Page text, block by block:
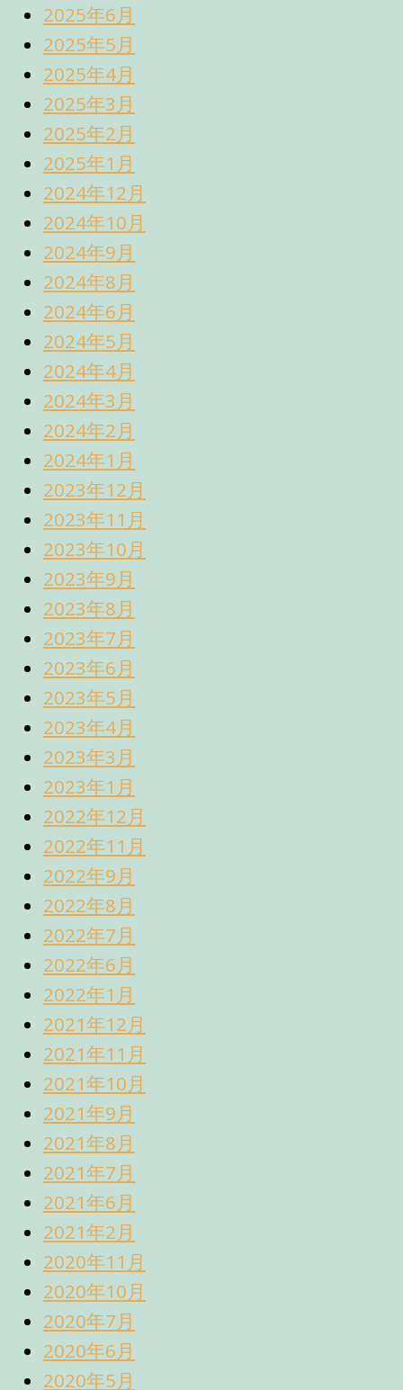
2025年6月
2025年5月
2025年4月
2025年3月
2025年2月
2025年1月
2024年12月
2024年10月
2024年9月
2024年8月
2024年6月
2024年5月
2024年4月
2024年3月
2024年2月
2024年1月
2023年12月
2023年11月
2023年10月
2023年9月
2023年8月
2023年7月
2023年6月
2023年5月
2023年4月
2023年3月
2023年1月
2022年12月
2022年11月
2022年9月
2022年8月
2022年7月
2022年6月
2022年1月
2021年12月
2021年11月
2021年10月
2021年9月
2021年8月
2021年7月
2021年6月
2021年2月
2020年11月
2020年10月
2020年7月
2020年6月
2020年5月